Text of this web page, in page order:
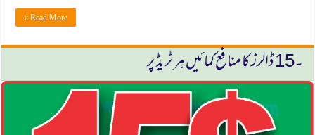
Read More »
۔15 ڈالرز كا منافع كمائیں ہر ٹریڈ پر